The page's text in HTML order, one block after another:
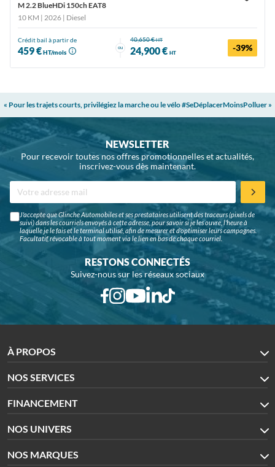
M 2.2 BlueHDi 150ch EAT8
10 KM | 2026 | Diesel
Crédit bail à partir de
459 €HT/mois
ou
40,650 €HT
24,900 € HT -39%
« Pour les trajets courts, privilégiez la marche ou le vélo #SeDéplacerMoinsPolluer »
NEWSLETTER
Pour recevoir toutes nos offres promotionnelles et actualités,
inscrivez-vous dès maintenant.
J'accepte que Glinche Automobiles et ses prestataires utilisent des traceurs (pixels de
suivi) dans les courriels envoyés à cette adresse, pour savoir si je les ouvre, l'heure à
laquelle je le fais et le terminal utilisé, afin de mesurer et d'optimiser leurs campagnes.
Facultatif, révocable à tout moment via le lien en bas de chaque courriel.
RESTONS CONNECTÉS
Suivez-nous sur les réseaux sociaux
À PROPOS
NOS SERVICES
FINANCEMENT
NOS UNIVERS
NOS MARQUES